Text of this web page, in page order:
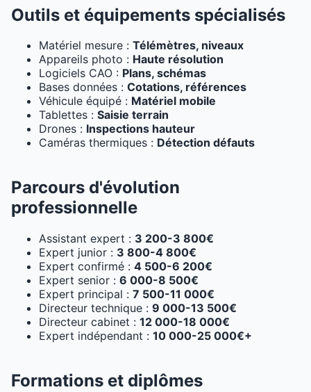
Outils et équipements spécialisés
Matériel mesure : Télémètres, niveaux
Appareils photo : Haute résolution
Logiciels CAO : Plans, schémas
Bases données : Cotations, références
Véhicule équipé : Matériel mobile
Tablettes : Saisie terrain
Drones : Inspections hauteur
Caméras thermiques : Détection défauts
Parcours d'évolution
professionnelle
Assistant expert : 3 200-3 800€
Expert junior : 3 800-4 800€
Expert confirmé : 4 500-6 200€
Expert senior : 6 000-8 500€
Expert principal : 7 500-11 000€
Directeur technique : 9 000-13 500€
Directeur cabinet : 12 000-18 000€
Expert indépendant : 10 000-25 000€+
Formations et diplômes